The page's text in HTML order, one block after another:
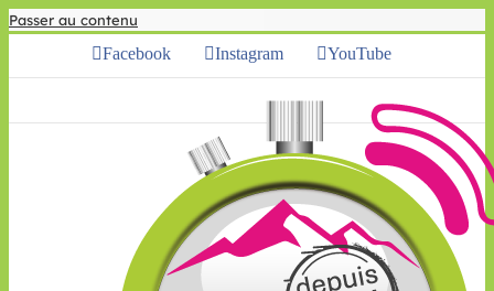
Passer au contenu
Facebook Instagram YouTube